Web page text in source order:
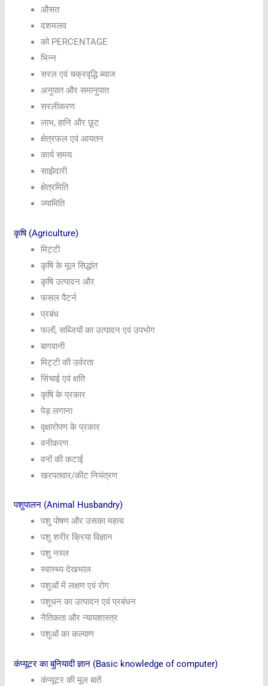
औसत
दशमलव
को PERCENTAGE
भिन्न
सरल एवं चक्रवृद्धि ब्याज
अनुपात और समानुपात
सरलीकरण
लाभ, हानि और छूट
क्षेत्रफल एवं आयतन
कार्य समय
साझेदारी
क्षेत्रमिति
ज्यामिति
कृषि (Agriculture)
मिट्टी
कृषि के मूल सिद्धांत
कृषि उत्पादन और
फसल पैटर्न
प्रबंध
फलों, सब्जियों का उत्पादन एवं उपभोग
बागवानी
मिट्टी की उर्वरता
सिंचाई एवं क्षति
कृषि के प्रकार
पेड़ लगाना
वृक्षारोपण के प्रकार
वनीकरण
वनों की कटाई
खरपतवार/कीट नियंत्रण
पशुपालन (Animal Husbandry)
पशु पोषण और उसका महत्व
पशु शरीर क्रिया विज्ञान
पशु नस्ल
स्वास्थ्य देखभाल
पशुओं में लक्षण एवं रोग
पशुधन का उत्पादन एवं प्रबंधन
नैतिकता और न्यायशास्त्र
पशुओं का कल्याण
कंप्यूटर का बुनियादी ज्ञान (Basic knowledge of computer)
कंप्यूटर की मूल बातें